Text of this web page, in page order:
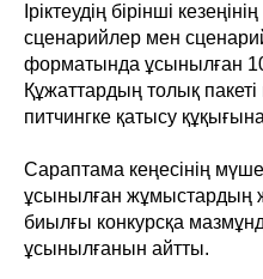
Іріктеудің бірінші
сценарийлер мен
форматында ұсынылған
Құжаттардың толық
питчингке қатысу
Сараптама кеңесінің
ұсынылған жұмыстардың
биылғы конкурсқа
ұсынылғанын айтты.